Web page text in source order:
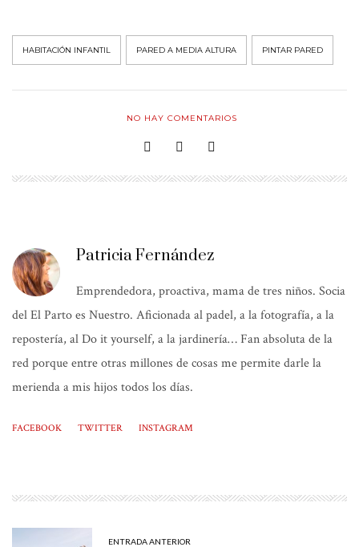
HABITACIÓN INFANTIL PARED A MEDIA ALTURA PINTAR PARED
NO HAY COMENTARIOS
Patricia Fernández
Emprendedora, proactiva, mama de tres niños. Socia
del El Parto es Nuestro. Aficionada al padel, a la fotografía, a la
repostería, al Do it yourself, a la jardinería… Fan absoluta de la
red porque entre otras millones de cosas me permite darle la
merienda a mis hijos todos los días.
FACEBOOK TWITTER INSTAGRAM
ENTRADA ANTERIOR